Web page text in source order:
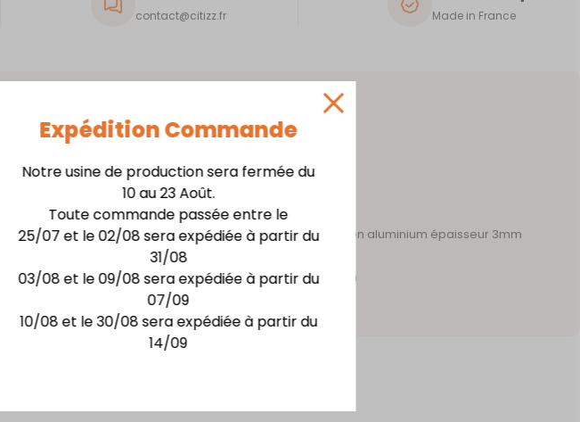
Expédition Commande
Notre usine de production sera fermée du
10 au 23 Août.
Toute commande passée entre le
25/07 et le 02/08 sera expédiée à partir du
31/08
03/08 et le 09/08 sera expédiée à partir du
07/09
10/08 et le 30/08 sera expédiée à partir du
14/09
contact@citizz.fr Made in France
Skyline 40cm + Support
Matière : skyline en acier épaisseur 1mm – support en aluminium épaisseur 3mm
Finition : Laquage haute résistance
Dimensions :larg. 40 cm x haut. 20,8 cm x prof. 7,3 cm
Possibilité de rétro-éclairage LED
aussi